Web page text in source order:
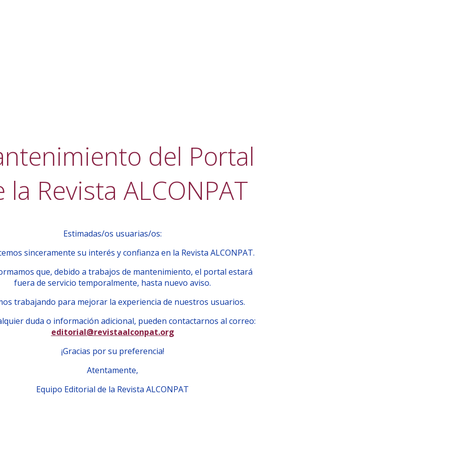
del Portal
la Revista ALCONPAT
Estimadas/os usuarias/os:
sinceramente su interés y confianza en la Revista ALCONPAT.
que, debido a trabajos de mantenimiento, el portal estará
fuera de servicio temporalmente, hasta nuevo aviso.
trabajando para mejorar la experiencia de nuestros usuarios.
duda o información adicional, pueden contactarnos al correo:
editorial@revistaalconpat.org
¡Gracias por su preferencia!
Atentamente,
Equipo Editorial de la Revista ALCONPAT